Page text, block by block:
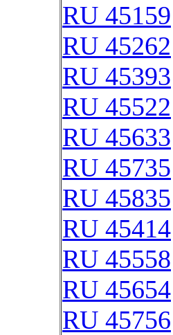
RU 45159
RU 45262
RU 45393
RU 45522
RU 45633
RU 45735
RU 45835
RU 45414
RU 45558
RU 45654
RU 45756